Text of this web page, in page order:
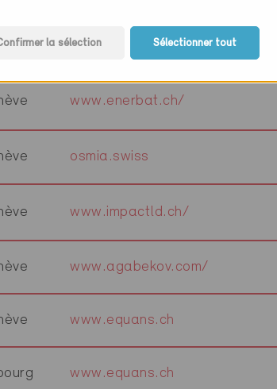
www.enerbat.ch/
osmia.swiss
www.impactld.ch/
www.agabekov.com/
www.equans.ch
www.equans.ch
la sélection Sélectionner tout